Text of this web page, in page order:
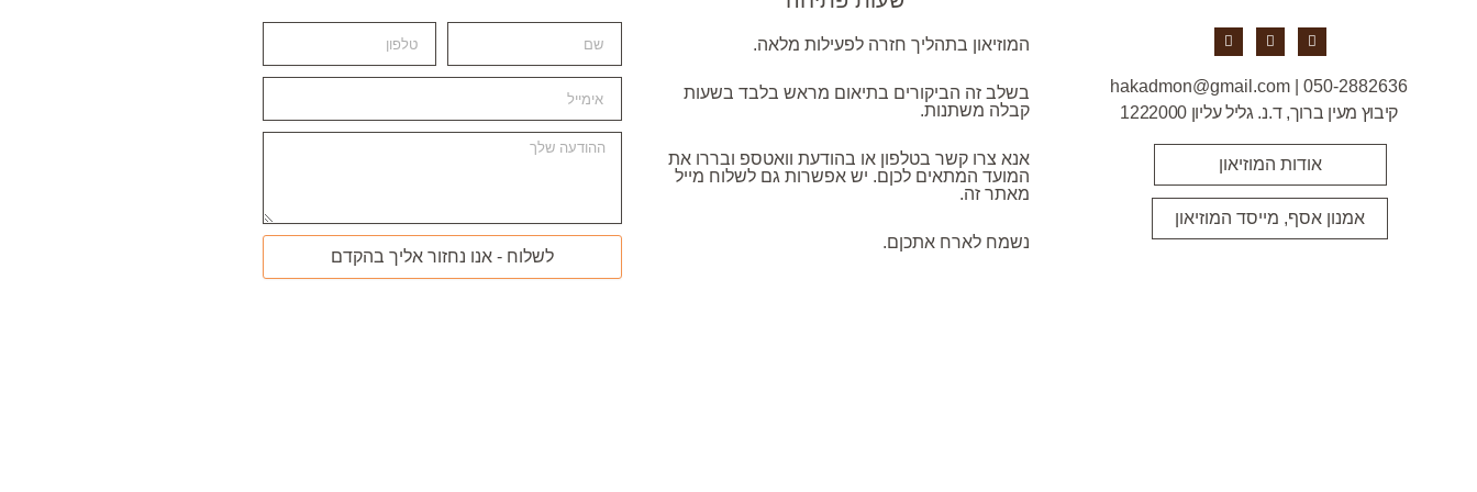
F
a
c
e
b
o
o
Y
o
u
u
b
e
I
n
s
a
g
r
m
050-2882636 | hakadmon@gmail.com
קיבוץ מעין ברוך, ד.נ. גליל עליון 1222000
אודות המוזיאון
אמנון אסף, מייסד המוזיאון
המוזיאון בתהליך חזרה לפעילות מלאה.
בשלב זה הביקורים בתיאום מראש בלבד בשעות
קבלה משתנות.
אנא צרו קשר בטלפון או בהודעת וואטספ ובררו את
המועד המתאים לכןם. יש אפשרות גם לשלוח מייל
מאתר זה.
נשמח לארח אתכןם.
לשלוח - אנו נחזור אליך בהקדם